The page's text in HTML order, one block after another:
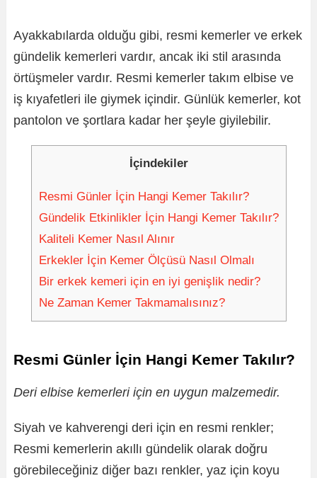
Ayakkabılarda olduğu gibi, resmi kemerler ve erkek
gündelik kemerleri vardır, ancak iki stil arasında
örtüşmeler vardır. Resmi kemerler takım elbise ve
iş kıyafetleri ile giymek içindir. Günlük kemerler, kot
pantolon ve şortlara kadar her şeyle giyilebilir.
İçindekiler
Resmi Günler İçin Hangi Kemer Takılır?
Gündelik Etkinlikler İçin Hangi Kemer Takılır?
Kaliteli Kemer Nasıl Alınır
Erkekler İçin Kemer Ölçüsü Nasıl Olmalı
Bir erkek kemeri için en iyi genişlik nedir?
Ne Zaman Kemer Takmamalısınız?
Resmi Günler İçin Hangi Kemer Takılır?
Deri elbise kemerleri için en uygun malzemedir.
Siyah ve kahverengi deri için en resmi renkler;
Resmi kemerlerin akıllı gündelik olarak doğru
görebileceğiniz diğer bazı renkler, yaz için koyu